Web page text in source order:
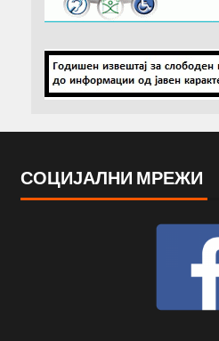
СОЦИЈАЛНИ МРЕЖИ